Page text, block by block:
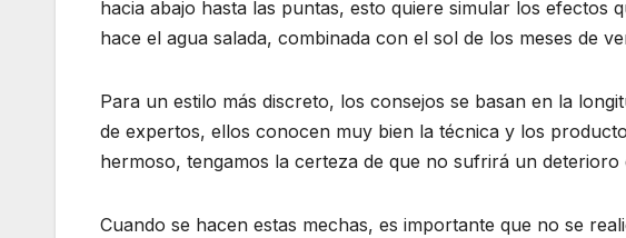
hacia abajo hasta las puntas, esto quiere simular los efectos
hace el agua salada, combinada con el sol de los meses de
Para un estilo más discreto, los consejos se basan en la
de expertos, ellos conocen muy bien la técnica y los
hermoso, tengamos la certeza de que no sufrirá un
Cuando se hacen estas mechas, es importante que no se